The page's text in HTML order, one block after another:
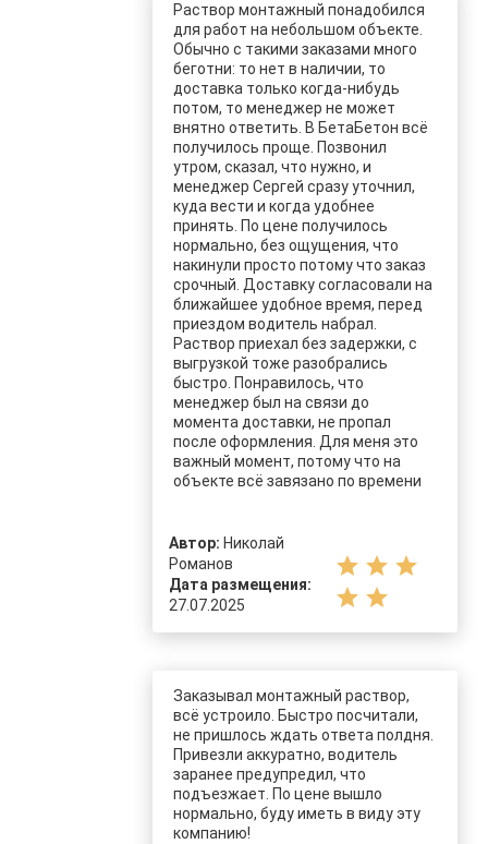
Раствор монтажный понадобился
для работ на небольшом объекте.
Обычно с такими заказами много
беготни: то нет в наличии, то
доставка только когда-нибудь
потом, то менеджер не может
внятно ответить. В БетаБетон всё
получилось проще. Позвонил
утром, сказал, что нужно, и
менеджер Сергей сразу уточнил,
куда вести и когда удобнее
принять. По цене получилось
нормально, без ощущения, что
накинули просто потому что заказ
срочный. Доставку согласовали на
ближайшее удобное время, перед
приездом водитель набрал.
Раствор приехал без задержки, с
выгрузкой тоже разобрались
быстро. Понравилось, что
менеджер был на связи до
момента доставки, не пропал
после оформления. Для меня это
важный момент, потому что на
объекте всё завязано по времени
Автор: Николай
Романов
Дата размещения:
27.07.2025
star star star
star star
Заказывал монтажный раствор,
всё устроило. Быстро посчитали,
не пришлось ждать ответа полдня.
Привезли аккуратно, водитель
заранее предупредил, что
подъезжает. По цене вышло
нормально, буду иметь в виду эту
компанию!